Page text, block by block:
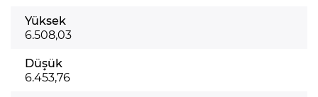
Yüksek
6.508,03
Düşük
6.453,76